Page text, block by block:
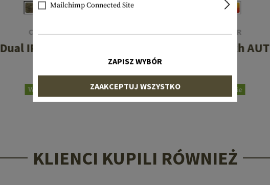
CLAWGEAR
Dual IR Patch SWE
15,90 €
W magazynie
CLAWGEAR
Dual IR Patch AUT
15,90 €
W magazynie
KLIENCI KUPILI RÓWNIEŻ
Mailchimp Connected Site
ZAPISZ WYBÓR
ZAAKCEPTUJ WSZYSTKO